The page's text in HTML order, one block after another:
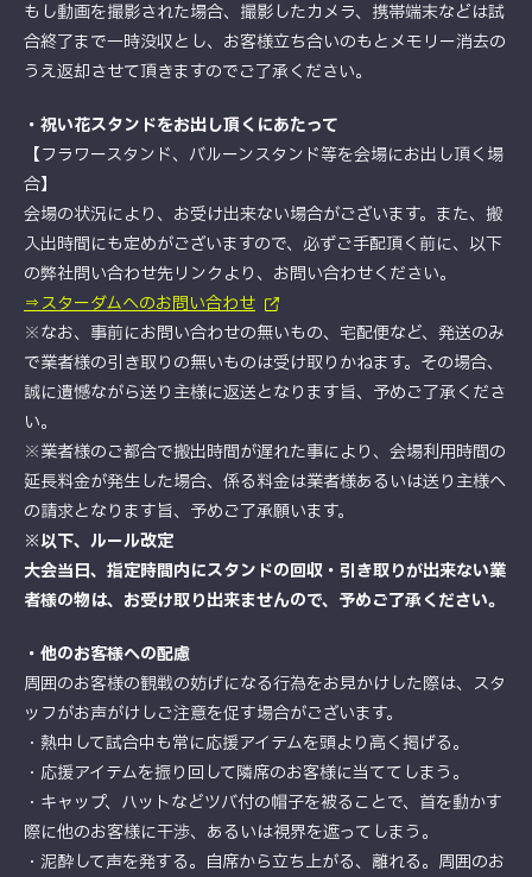
もし動画を撮影された場合、撮影したカメラ、携帯端末などは試
合終了まで一時没収とし、お客様立ち合いのもとメモリー消去の
うえ返却させて頂きますのでご了承ください。
・祝い花スタンドをお出し頂くにあたって
【フラワースタンド、バルーンスタンド等を会場にお出し頂く場
合】
会場の状況により、お受け出来ない場合がございます。また、搬
入出時間にも定めがございますので、必ずご手配頂く前に、以下
の弊社問い合わせ先リンクより、お問い合わせください。
⇒スターダムへのお問い合わせ
※なお、事前にお問い合わせの無いもの、宅配便など、発送のみ
で業者様の引き取りの無いものは受け取りかねます。その場合、
誠に遺憾ながら送り主様に返送となります旨、予めご了承くださ
い。
※業者様のご都合で搬出時間が遅れた事により、会場利用時間の
延長料金が発生した場合、係る料金は業者様あるいは送り主様へ
の請求となります旨、予めご了承願います。
※以下、ルール改定
大会当日、指定時間内にスタンドの回収・引き取りが出来ない業
者様の物は、お受け取り出来ませんので、予めご了承ください。
・他のお客様への配慮
周囲のお客様の観戦の妨げになる行為をお見かけした際は、スタ
ッフがお声がけしご注意を促す場合がございます。
・熱中して試合中も常に応援アイテムを頭より高く掲げる。
・応援アイテムを振り回して隣席のお客様に当ててしまう。
・キャップ、ハットなどツバ付の帽子を被ることで、首を動かす
際に他のお客様に干渉、あるいは視界を遮ってしまう。
・泥酔して声を発する。自席から立ち上がる、離れる。周囲のお